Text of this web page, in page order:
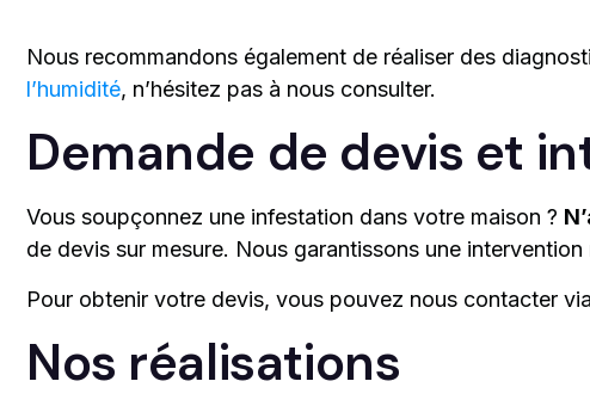
Nous recommandons également de réaliser des
l’humidité, n’hésitez pas à nous consulter.
Demande de devis et
Vous soupçonnez une infestation dans votre maison ?
de devis sur mesure. Nous garantissons une
Pour obtenir votre devis, vous pouvez nous contacter
Nos réalisations